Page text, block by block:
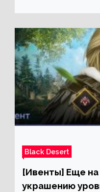
Black Desert
[Ивенты] Еще
украшению